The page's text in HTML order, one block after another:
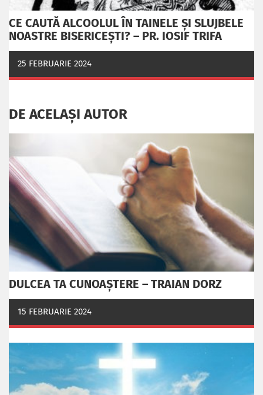
CE CAUTĂ ALCOOLUL ÎN TAINELE ŞI SLUJBELE
NOASTRE BISERICEŞTI? – PR. IOSIF TRIFA
25 FEBRUARIE 2024
DE ACELAȘI AUTOR
DULCEA TA CUNOAȘTERE – TRAIAN DORZ
15 FEBRUARIE 2024